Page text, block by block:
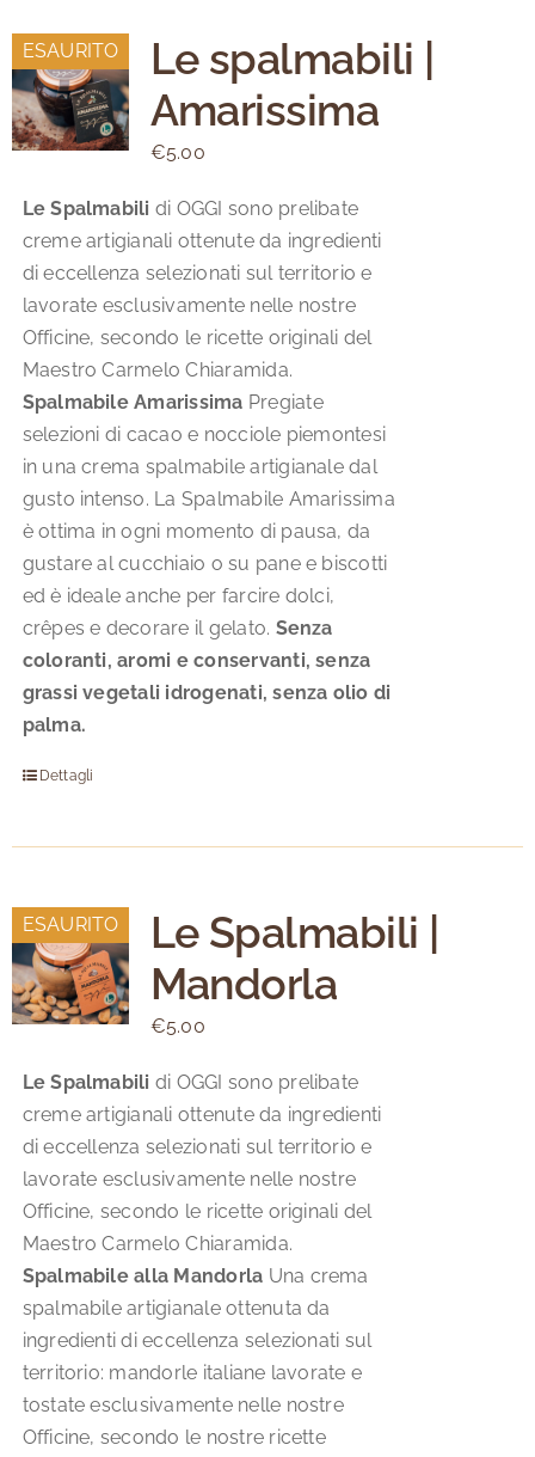
ESAURITO
Le spalmabili |
Amarissima
€5.00
Le Spalmabili di OGGI sono prelibate
creme artigianali ottenute da ingredienti
di eccellenza selezionati sul territorio e
lavorate esclusivamente nelle nostre
Officine, secondo le ricette originali del
Maestro Carmelo Chiaramida.
Spalmabile Amarissima Pregiate
selezioni di cacao e nocciole piemontesi
in una crema spalmabile artigianale dal
gusto intenso. La Spalmabile Amarissima
è ottima in ogni momento di pausa, da
gustare al cucchiaio o su pane e biscotti
ed è ideale anche per farcire dolci,
crêpes e decorare il gelato. Senza
coloranti, aromi e conservanti, senza
grassi vegetali idrogenati, senza olio di
palma.
Dettagli
ESAURITO
Le Spalmabili |
Mandorla
€5.00
Le Spalmabili di OGGI sono prelibate
creme artigianali ottenute da ingredienti
di eccellenza selezionati sul territorio e
lavorate esclusivamente nelle nostre
Officine, secondo le ricette originali del
Maestro Carmelo Chiaramida.
Spalmabile alla Mandorla Una crema
spalmabile artigianale ottenuta da
ingredienti di eccellenza selezionati sul
territorio: mandorle italiane lavorate e
tostate esclusivamente nelle nostre
Officine, secondo le nostre ricette